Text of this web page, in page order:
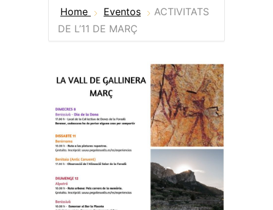
Home Eventos
ACTIVITATS
DE L’11 DE MARÇ